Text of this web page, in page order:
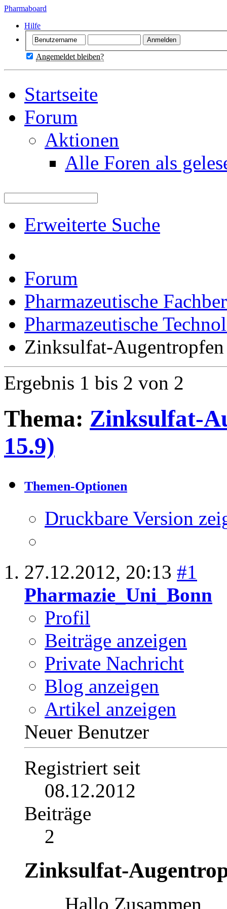
Pharmaboard
Hilfe
Angemeldet bleiben?
Startseite
Forum
Aktionen
Alle Foren als
Erweiterte Suche
Forum
Pharmazeutische
Pharmazeutische
Zinksulfat-
Ergebnis 1 bis 2 von 2
Thema:Zinksulfat-
15.9)
Themen-Optionen
Druckbare Version
27.12.2012,20:13 #1
Pharmazie_Uni_Bonn
Profil
Beiträge anzeigen
Private Nachricht
Blog anzeigen
Artikel anzeigen
Neuer Benutzer
Registriert seit